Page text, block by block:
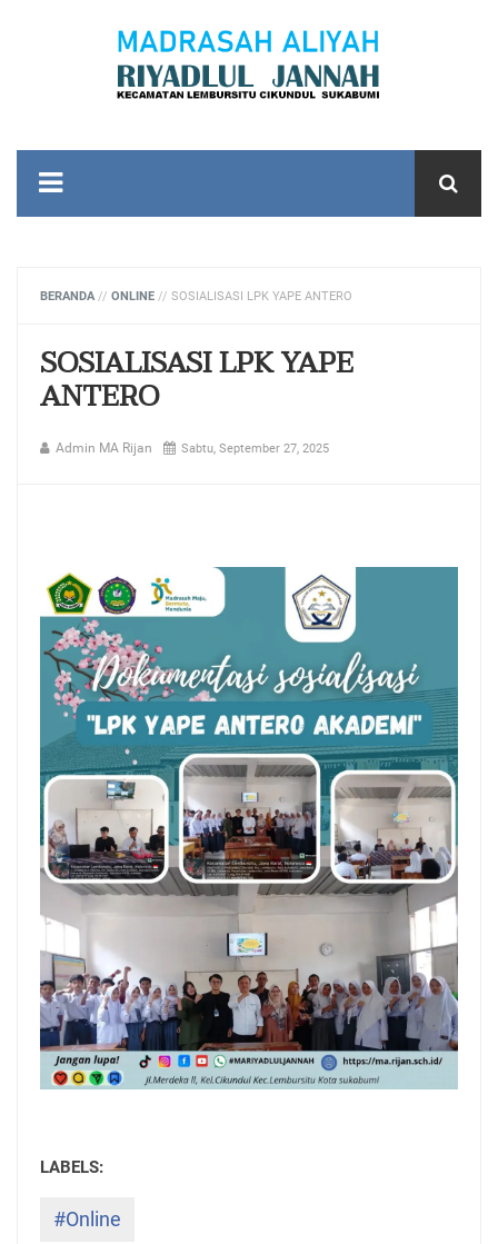
BERANDA// ONLINE // SOSIALISASI LPK YAPE ANTERO
SOSIALISASI LPK YAPE
ANTERO
Admin MA Rijan Sabtu, September 27, 2025
#Online